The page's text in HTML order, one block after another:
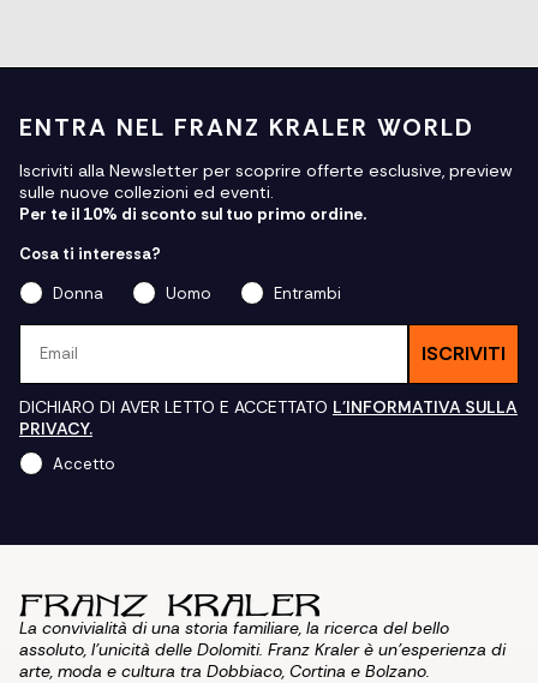
ENTRA NEL FRANZ KRALER WORLD
Iscriviti alla Newsletter per scoprire offerte esclusive, preview
sulle nuove collezioni ed eventi.
Per te il 10% di sconto sul tuo primo ordine.
Cosa ti interessa?
Donna
Uomo
Entrambi
ISCRIVITI
DICHIARO DI AVER LETTO E ACCETTATO L'INFORMATIVA SULLA
PRIVACY.
Accetto
La convivialità di una storia familiare, la ricerca del bello
assoluto, l'unicità delle Dolomiti. Franz Kraler è un'esperienza di
arte, moda e cultura tra Dobbiaco, Cortina e Bolzano.